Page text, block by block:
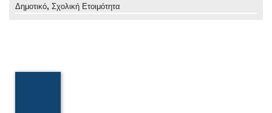
Δημοτικό, Σχολική Ετοιμότητα